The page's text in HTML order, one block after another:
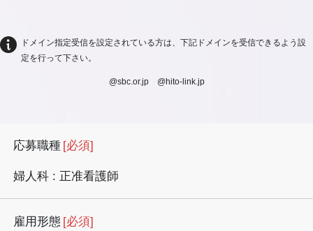
ドメイン指定受信を設定されている方は、下記ドメインを受信できるよう設
定を行って下さい。
@sbc.or.jp @hito-link.jp
応募職種 [必須]
婦人科 : 正准看護師
雇用形態 [必須]